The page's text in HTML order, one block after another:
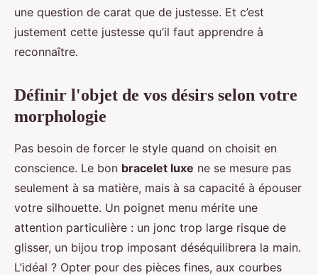
une question de carat que de justesse. Et c’est
justement cette justesse qu’il faut apprendre à
reconnaître.
Définir l'objet de vos désirs selon votre
morphologie
Pas besoin de forcer le style quand on choisit en
conscience. Le bon bracelet luxe ne se mesure pas
seulement à sa matière, mais à sa capacité à épouser
votre silhouette. Un poignet menu mérite une
attention particulière : un jonc trop large risque de
glisser, un bijou trop imposant déséquilibrera la main.
L’idéal ? Opter pour des pièces fines, aux courbes